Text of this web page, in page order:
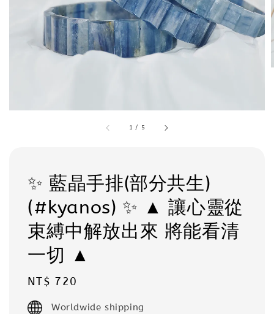
1 / 5
✨ 藍晶手排(部分共生)
(#kyanos) ✨ ▲ 讓心靈從
束縛中解放出來 將能看清
一切 ▲
Regular
price
NT$ 720
Worldwide shipping